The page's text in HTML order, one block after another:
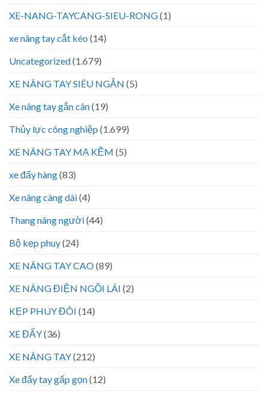
XE-NANG-TAYCANG-SIEU-RONG(1)
xe nâng tay cắt kéo (14)
Uncategorized(1.679)
XE NÂNG TAY SIÊU NGẮN (5)
Xe nâng tay gắn cân(19)
Thủy lực công nghiệp (1.699)
XE NÂNG TAY MẠ KẼM (5)
xe đẩy hàng(83)
Xe nâng càng dài(4)
Thang nâng người(44)
Bộ kẹp phuy(24)
XE NÂNG TAY CAO(89)
XE NÂNG ĐIỆN NGỒI LÁI (2)
KẸP PHUY ĐÔI (14)
XE ĐẨY(36)
XE NÂNG TAY(212)
Xe đẩy tay gấp gọn(12)